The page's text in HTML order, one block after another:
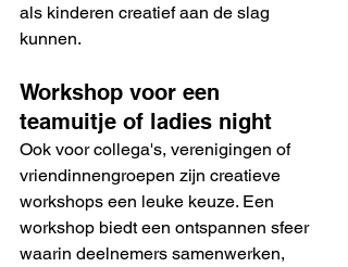
als kinderen creatief aan de slag
kunnen.
Workshop voor een
teamuitje of ladies night
Ook voor collega's, verenigingen of
vriendinnengroepen zijn creatieve
workshops een leuke keuze. Een
workshop biedt een ontspannen sfeer
waarin deelnemers samenwerken,